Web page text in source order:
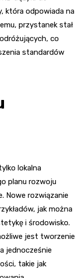
która odpowiada na
przystanek stał
co
standardów
lokalna
planu rozwoju
Nowe rozwiązanie
jak można
i środowisko.
jest tworzenie
jednocześnie
takie jak